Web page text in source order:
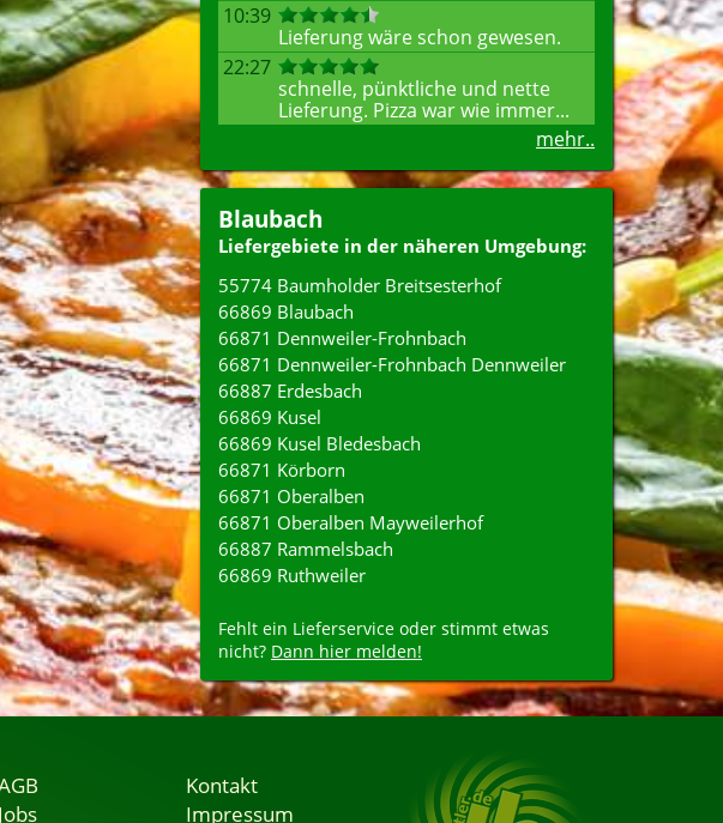
10:39
Lieferung wäre schon gewesen.
22:27
schnelle, pünktliche und nette
Lieferung. Pizza war wie immer...
mehr..
Blaubach
Liefergebiete in der näheren Umgebung:
55774 Baumholder Breitsesterhof
66869 Blaubach
66871 Dennweiler-Frohnbach
66871 Dennweiler-Frohnbach Dennweiler
66887 Erdesbach
66869 Kusel
66869 Kusel Bledesbach
66871 Körborn
66871 Oberalben
66871 Oberalben Mayweilerhof
66887 Rammelsbach
66869 Ruthweiler
Fehlt ein Lieferservice oder stimmt etwas
nicht? Dann hier melden!
Jobs
Kontakt
Impressum